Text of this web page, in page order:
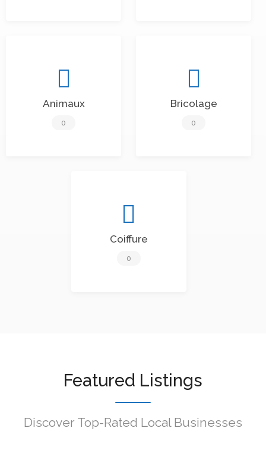
Animaux
0
Bricolage
0
Coiffure
0
Featured Listings
Discover Top-Rated Local Businesses